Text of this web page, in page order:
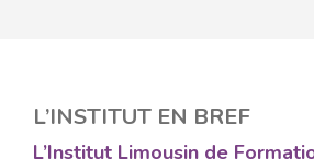
L’INSTITUT EN BREF
L’Institut Limousin de